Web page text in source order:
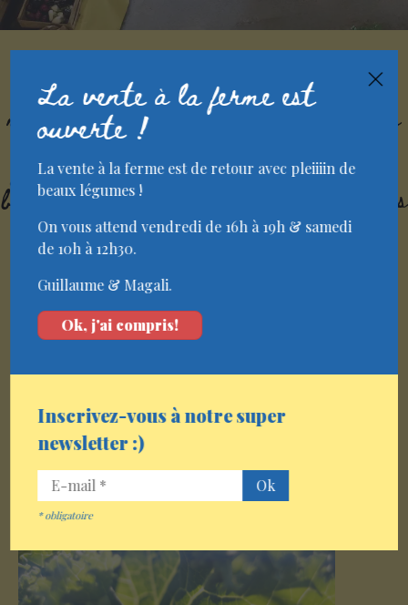
Les commandes en ligne sont fermées
pour l'instant ! Elles sont ouvertes du
mardi au vendredi matin. Vous pouvez
vous inscrire à notre super newsletter
pour être informés de l'ouverture de la
boutique en ligne et recevoir de chouettes
infos sur nos produits.
×
La vente à la ferme est
ouverte !
La vente à la ferme est de retour avec pleiiiin de
beaux légumes !
On vous attend vendredi de 16h à 19h & samedi
de 10h à 12h30.
Guillaume & Magali.
Ok, j'ai compris!
Inscrivez-vous à notre super
newsletter :)
*obligatoire